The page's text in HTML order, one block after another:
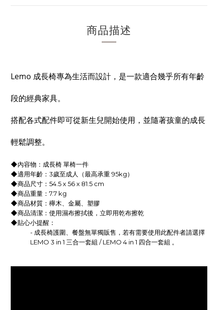
商品描述
Lemo 成長椅專為生活而設計，是一款適合幾乎所有年齡
段的經典家具。
搭配各式配件即可從新生兒開始使用，並隨著孩童的成長
輕鬆調整。
◆內容物：成長椅 單椅一件
◆適用年齡：3歲至成人（最高承重 95kg）
◆商品尺寸：54.5 x 56 x 81.5 cm
◆商品重量：7.7 kg
◆商品材質：櫸木、金屬、塑膠
◆商品清潔：使用濕布擦拭後，立即用乾布擦乾
◆貼心小提醒：
- 成長椅護圍、餐盤無單獨販售，若有需要使用此配件者請選擇
LEMO 3 in 1 三合一套組 / LEMO 4 in 1 四合一套組 。